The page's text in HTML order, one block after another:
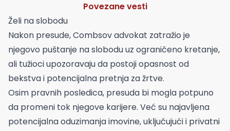
Povezane vesti
Želi na slobodu
Nakon presude, Combsov advokat zatražio je
njegovo puštanje na slobodu uz ograničeno kretanje,
ali tužioci upozoravaju da postoji opasnost od
bekstva i potencijalna pretnja za žrtve.
Osim pravnih posledica, presuda bi mogla potpuno
da promeni tok njegove karijere. Već su najavljena
potencijalna oduzimanja imovine, uključujući i privatni